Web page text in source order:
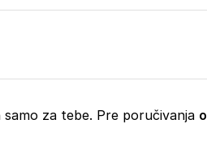
za tebe. Pre poručivanja